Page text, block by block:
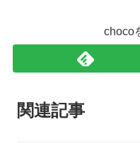
choco
関連記事